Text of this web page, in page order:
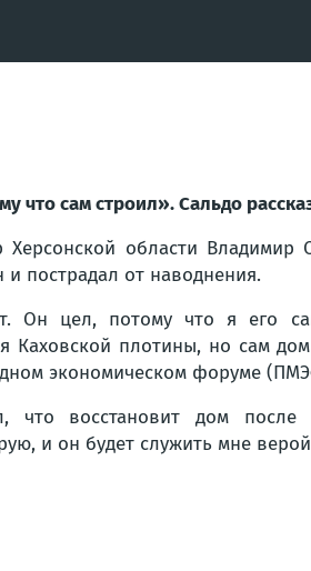
что сам строил». Сальдо
Херсонской области
и пострадал от наводнения.
Он цел, потому что я его
Каховской плотины, но сам
экономическом форуме
что восстановит дом
и он будет служить мне